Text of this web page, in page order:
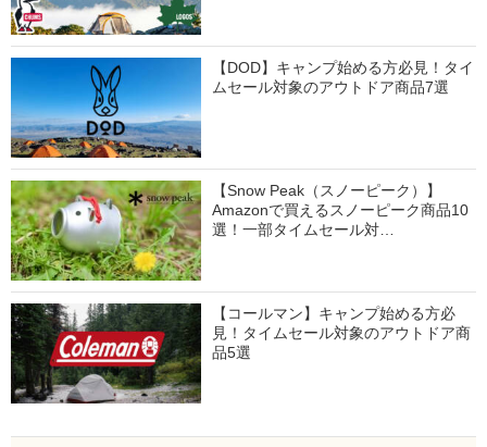
【DOD】キャンプ始める方必見！タイ
ムセール対象のアウトドア商品7選
【Snow Peak（スノーピーク）】
Amazonで買えるスノーピーク商品10
選！一部タイムセール対…
【コールマン】キャンプ始める方必
見！タイムセール対象のアウトドア商
品5選